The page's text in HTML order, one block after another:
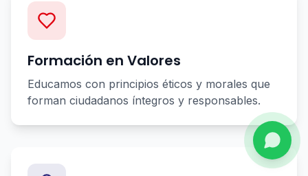
Formación en Valores
Educamos con principios éticos y morales que
forman ciudadanos íntegros y responsables.